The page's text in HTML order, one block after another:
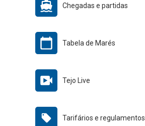
Chegadas e partidas
Tabela de Marés
Tejo Live
Tarifários e regulamentos